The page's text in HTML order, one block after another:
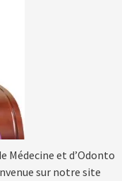
Médecine et d’Odonto
sur notre site